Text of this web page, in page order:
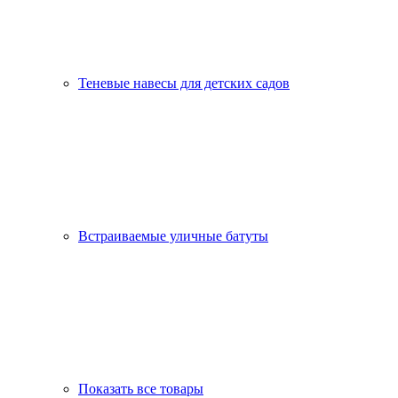
Теневые навесы для детских садов
Встраиваемые уличные батуты
Показать все товары